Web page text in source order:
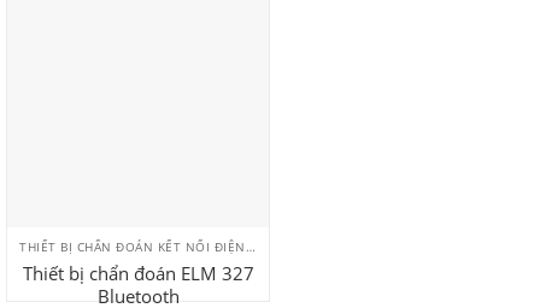
THIẾT BỊ CHẨN ĐOÁN KẾT NỐI ĐIỆN THOẠI
Thiết bị chẩn đoán ELM 327
Bluetooth